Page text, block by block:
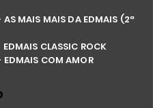
MAIS MAIS DA EDMAIS (2ª
CLASSIC ROCK
COM AMOR